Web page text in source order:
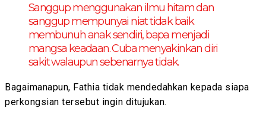
Sanggup menggunakan ilmu hitam dan
sanggup mempunyai niat tidak baik
membunuh anak sendiri, bapa menjadi
mangsa keadaan. Cuba menyakinkan diri
sakit walaupun sebenarnya tidak.
Bagaimanapun, Fathia tidak mendedahkan kepada siapa
perkongsian tersebut ingin ditujukan.